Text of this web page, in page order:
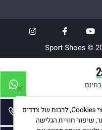
Sport Shoes ©
לידיעתך, באתרנו נעשה שימוש בקבצי Cookies, לרבות של צדדים
שיפור חוויית הגלישה